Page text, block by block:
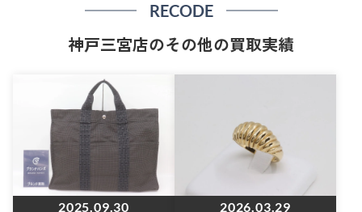
RECODE
神戸三宮店のその他の買取実績
2025.09.30 2026.03.29